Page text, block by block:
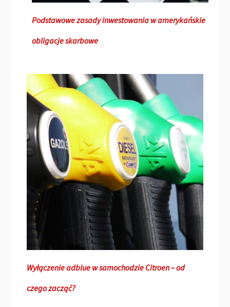
Podstawowe zasady inwestowania w amerykańskie
obligacje skarbowe
Wyłączenie adblue w samochodzie Citroen – od
czego zacząć?